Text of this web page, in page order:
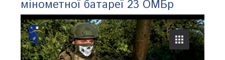
мінометної батареї 23 ОМБр